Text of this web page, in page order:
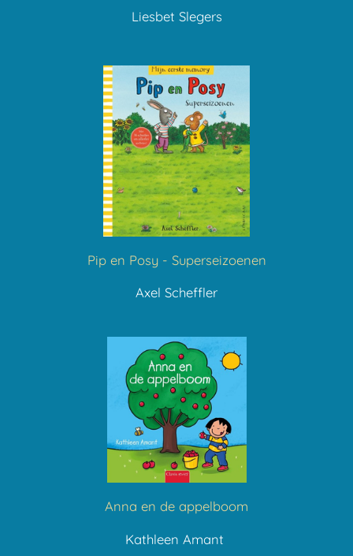
Liesbet Slegers
Pip en Posy - Superseizoenen
Axel Scheffler
Anna en de appelboom
Kathleen Amant